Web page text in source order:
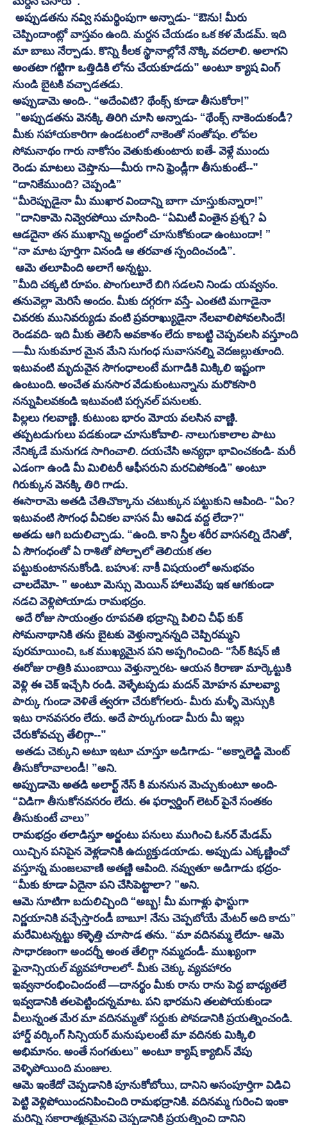
చెప్పిందాంట్లో వాస్తవం ఉంది. మర్దన చేయడం ఒక కళ మేడమ్. ఇది
మా బాబు నేర్పాడు. కొన్ని కీలక స్థానాల్లోనే నొక్కి వదలాలి. అలాగని
అంతటా గట్టిగా ఒత్తిడికి లోను చేయకూడదు” అంటూ క్యాష వింగ్
నుండి బైటకి వచ్చాడతడు.
అప్పుడామె అంది-. “అదేంవిటి? థేంక్స్ కూడా తీసుకోరా!”
మీకు సహాయకారిగా ఉండటంలో నాకెంతో సంతోషం. లోపల
సోమనాథం గారు నాకోసం వెతుకుతుంటారు ఐతే- వెళ్లే ముందు
రెండు మాటలు చెప్తాను—మీరు గాని ఫ్రెండ్లీగా తీసుకుంటే--”
“దానికేముంది? చెప్పండి”
“మీరెప్పుడైనా మీ ముఖార విందాన్ని బాగా చూస్తుకున్నారా!”
ఆడదైనా తన ముఖాన్ని అద్దంలో చూసుకోకుండా ఉంటుందా! ”
“నా మాట పూర్తిగా వినండి ఆ తరవాత స్పందించండి”.
ఆమె తలూపింది అలాగే అన్నట్టు.
”మీది చక్కటి రూపం. పొంగులూరే బిగి సడలని నిండు యవ్వనం.
తనువెల్లా మెరిసే అందం. మీకు దగ్గరగా వస్తే- ఎంతటి మగాడైనా
చివరకు మునివర్యుడు వంటి ప్రవరాఖ్యుడైనా నేలవాలిపోవలసిందే!
రెండవది- ఇది మీకు తెలిసే అవకాశం లేదు కాబట్టి చెప్పవలసి వస్తూంది
—మీ సుకుమార మైన మేని సుగంధ సువాసనల్ని వెదజల్లుతూంది.
ఇటువంటి మృదువైన సౌగంధాలంటే మగాడికి మిక్కిలి ఇష్టంగా
ఉంటుంది. అంచేత మనసార వేడుకుంటున్నాను మరొకసారి
నన్నుపిలవకండి ఇటువంటి పర్సనల్ పనులకు.
పిల్లలు గలవాణ్ణి. కుటుంబ భారం మోయ వలసిన వాణ్ణి.
తప్పటడుగులు పడకుండా చూసుకోవాలి- నాలుగుకాలాల పాటు
నేనిక్కడే మనుగడ సాగించాలి. దయచేసి అన్యధా భావించకండి- మరీ
ఎడంగా ఉండి మీ మిలిటరీ ఆఫీసరుని మరచిపోకండి” అంటూ
గిరుక్కున వెనక్కి తిరి గాడు.
ఈసారామె అతడి చేతిచొక్కాను చటుక్కున పట్టుకుని ఆపింది- “ఏం?
ఇటువంటి సౌగంధ వీచికల వాసన మీ ఆవిడ వద్ద లేదా?"
అతడు ఆగి బదులిచ్చాడు. “ఉంది. కాని స్త్రీల శరీర వాసనల్ని దేనితో,
ఏ సౌగంధంతో ఏ రాశితో పోల్చాలో తెలియక తల
పట్టుకుంటాననుకోండి. బహుశ: నాకీ విషయంలో అనుభవం
చాలదేమో- ” అంటూ మెస్సు మెయిన్ హాలువేపు ఇక ఆగకుండా
నడచి వెళ్లిపోయాడు రామభద్రం.
సోమనాథానికి తను బైటకు వెళ్తున్నానన్నది చెప్పిరమ్మని
పురమాయించి, ఒక ముఖ్యమైన పని అప్పగించింది- “సేఠ్ కిషన్ జీ
ఈరోజు రాత్రికి ముంబాయి వెళ్తున్నారట- ఆయన కిరాణా మార్కెట్టుకి
వెళ్లి ఈ చెక్ ఇచ్చేసి రండి. వెళ్ళేటప్పడు మదన్ మోహన మాలవ్యా
పార్కు గుండా వెళితే త్వరగా చేరుకోగలరు- మీరు మళ్ళీ మెస్సుకి
ఇటు రానవసరం లేదు. అదే పార్కుగుండా మీరు మీ ఇల్లు
చేరుకోవచ్చు తేలిగ్గా--”
తీసుకోరావాలండీ! ”అని.
అప్పుడామె అతడి అలార్ట్ నేస్ కి మనసున మెచ్చుకుంటూ అంది-
“విడిగా తీసుకోనవసరం లేదు. ఈ ఫర్వార్డింగ్ లెటర్ పైనే సంతకం
తీసుకుంటే చాలు”
రామభద్రం తలాడిస్తూ అర్జంటు పనులు ముగించి ఓనర్ మేడమ్
యిచ్చిన పనిపైన వెళ్లడానికి ఉద్యుక్తుడయాడు. అప్పుడు ఎక్కణ్ణించో
వస్తూన్న మంజలవాణి అతణ్ణి ఆపింది. నవ్వుతూ అడిగాడు భద్రం-
“మీకు కూడా ఏదైనా పని చేసిపెట్టాలా? ”అని.
ఆమె సూటిగా బదులిచ్చింది “అబ్బ! మీ మగాళ్లు ఫాస్టుగా
నిర్ణయానికి వచ్చేస్తారండీ బాబూ! నేను చెప్పబోయే మేటర్ అది కాదు”
మరేమిటన్నట్టు కళ్ళెత్తి చూసాడ తను. “మా వదినమ్మ లేదూ- ఆమె
సాధారణంగా అందర్నీ అంత తేలిగ్గా నమ్మదండీ- ముఖ్యంగా
ఫైనాన్సియల్ వ్యవహారాలలో- మీకు చెక్కు వ్యవహారం
ఇవ్వనారంభించిందంటే —దానర్థం మీకు రాను రాను పెద్ద బాధ్యతలే
ఇవ్వడానికి తలపెట్టిందన్నమాట. పని భారమని తలపోయకుండా
వీలున్నంత మేర మా వదినమ్మతో సర్దుకు పోవడానికి ప్రయత్నించండి.
హార్డ్ వర్కింగ్ సిన్సియర్ మనుషులంటే మా వదినకు మిక్కిలి
అభిమానం. అంతే సంగతులు” అంటూ క్యాష్ క్యాబిన్ వేపు
వెళ్ళిపోయింది మంజుల.
ఆమె ఇంకేదో చెప్పడానికి పూనుకోబోయి, దానిని అసంపూర్తిగా విడిచి
పెట్టి వెళ్లిపోయిందనిపించింది రామభద్రానికి. వదినమ్మ గురించి ఇంకా
మరిన్ని సకారాత్మకమైనవి చెప్పడానికి ప్రయత్నించి దానిని